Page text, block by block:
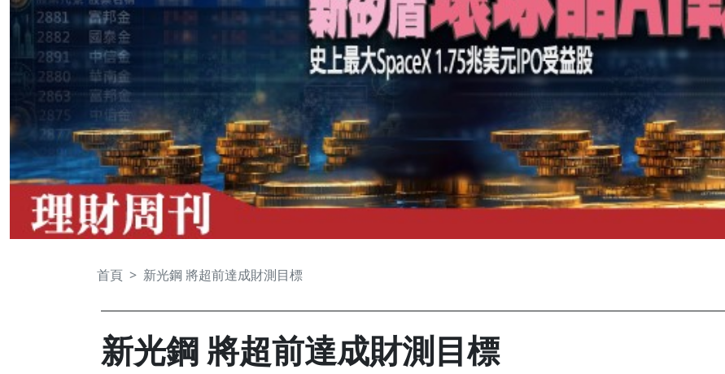
首頁 新光鋼 將超前達成財測目標
新光鋼 將超前達成財測目標